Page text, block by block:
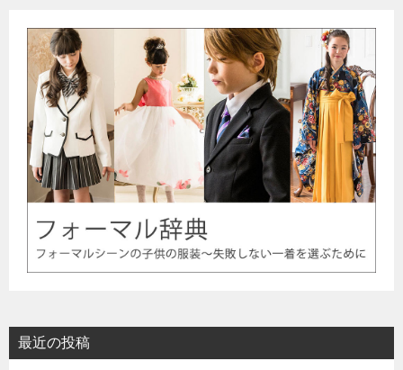
最近の投稿